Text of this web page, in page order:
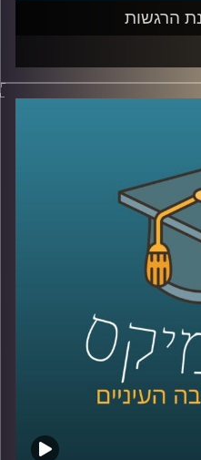
הרגשות
ישנה מערכת
ההורמונים משפיעים
מתי ניתן לנבא
רומנטי, מה
כשאם מנחמת
ולמה בכל